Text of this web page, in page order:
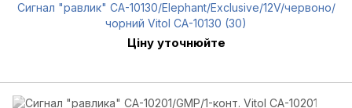
Сигнал "равлик" СА-10130/Еlephant/Exclusive/12V/червоно/
чорний Vitol СА-10130 (30)
Ціну уточнюйте